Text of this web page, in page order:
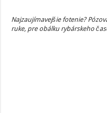
Najzaujímavejšie fotenie?
ruke, pre obálku rybárskeho